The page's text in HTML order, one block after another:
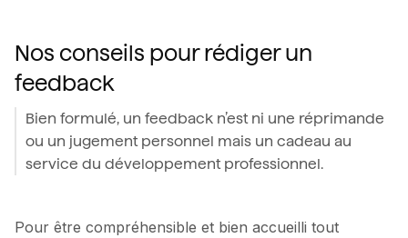
Nos conseils pour rédiger un
feedback
Bien formulé, un feedback n’est ni une réprimande
ou un jugement personnel mais un cadeau au
service du développement professionnel.
Pour être compréhensible et bien accueilli tout